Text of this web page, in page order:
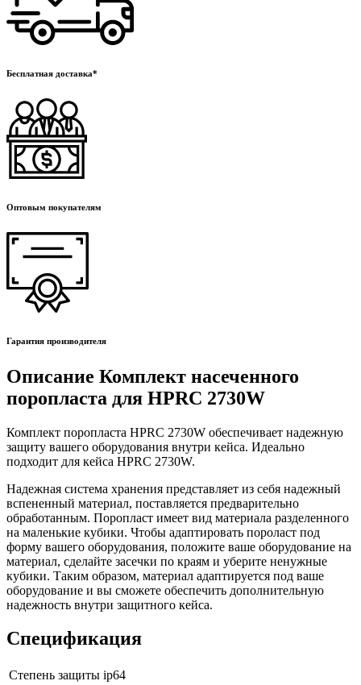
Бесплатная доставка*
Оптовым покупателям
Гарантия производителя
Описание Комплект насеченного
поропласта для HPRC 2730W
Комплект поропласта HPRC 2730W обеспечивает надежную
защиту вашего оборудования внутри кейса. Идеально
подходит для кейса HPRC 2730W.
Надежная система хранения представляет из себя надежный
вспененный материал, поставляется предварительно
обработанным. Поропласт имеет вид материала разделенного
на маленькие кубики. Чтобы адаптировать пороласт под
форму вашего оборудования, положите ваше оборудование на
материал, сделайте засечки по краям и уберите ненужные
кубики. Таким образом, материал адаптируется под ваше
оборудование и вы сможете обеспечить дополнительную
надежность внутри защитного кейса.
Спецификация
Степень защиты ip64